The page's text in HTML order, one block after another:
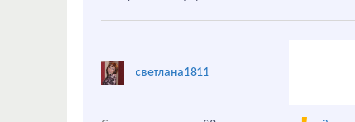
светлана1811